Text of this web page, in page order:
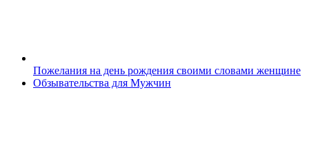
Пожелания на день рождения своими словами женщине
Обзывательства для Мужчин